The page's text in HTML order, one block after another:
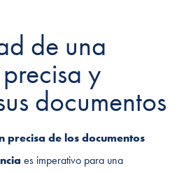
de una
y
documentos
precisa de los documentos
es imperativo para una